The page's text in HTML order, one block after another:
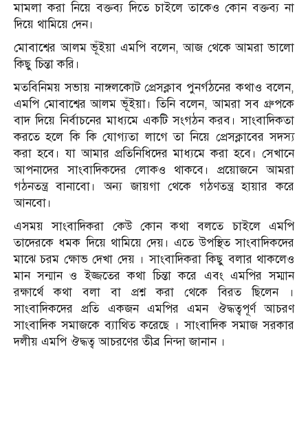
মামলা করা নিয়ে বক্তব্য দিতে চাইলে তাকেও কোন বক্তব্য না
দিয়ে থামিয়ে দেন।
মোবাশ্বের আলম ভূঁইয়া এমপি বলেন, আজ থেকে আমরা ভালো
কিছু চিন্তা করি।
মতবিনিময় সভায় নাঙ্গলকোট প্রেসক্লাব পুনর্গঠনের কথাও বলেন,
এমপি মোবাশ্বের আলম ভূঁইয়া। তিনি বলেন, আমরা সব গ্রুপকে
বাদ দিয়ে নির্বাচনের মাধ্যমে একটি সংগঠন করব। সাংবাদিকতা
করতে হলে কি কি যোগ্যতা লাগে তা নিয়ে প্রেসক্লাবের সদস্য
করা হবে। যা আমার প্রতিনিধিদের মাধ্যমে করা হবে। সেখানে
আপনাদের সাংবাদিকদের লোকও থাকবে। প্রয়োজনে আমরা
গঠনতন্ত্র বানাবো। অন্য জায়গা থেকে গঠণতন্ত্র হায়ার করে
আনবো।
এসময় সাংবাদিকরা কেউ কোন কথা বলতে চাইলে এমপি
তাদেরকে ধমক দিয়ে থামিয়ে দেয়। এতে উপস্থিত সাংবাদিকদের
মাঝে চরম ক্ষোভ দেখা দেয় । সাংবাদিকরা কিছু বলার থাকলেও
মান সন্মান ও ইজ্জতের কথা চিন্তা করে এবং এমপির সম্মান
রক্ষার্থে কথা বলা বা প্রশ্ন করা থেকে বিরত ছিলেন ।
সাংবাদিকদের প্রতি একজন এমপির এমন ঔদ্ধত্বপূর্ণ আচরণ
সাংবাদিক সমাজকে ব্যাথিত করেছে । সাংবাদিক সমাজ সরকার
দলীয় এমপি ঔদ্ধত্ব আচরণের তীব্র নিন্দা জানান ।